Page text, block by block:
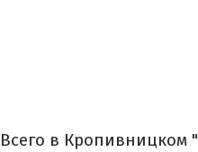
Всего в Кропивницком